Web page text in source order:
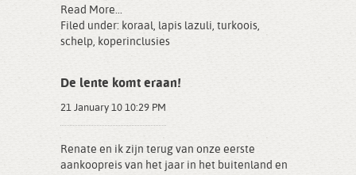
Read More...
Filed under: koraal, lapis lazuli, turkoois,
schelp, koperinclusies
De lente komt eraan!
21 January 10 10:29 PM
Renate en ik zijn terug van onze eerste
aankoopreis van het jaar in het buitenland en